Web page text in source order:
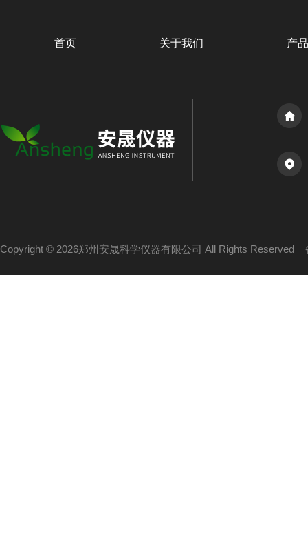
首页 关于我们 产
Copyright © 2026郑州安晟科学仪器有限公司 All Rights Reserved